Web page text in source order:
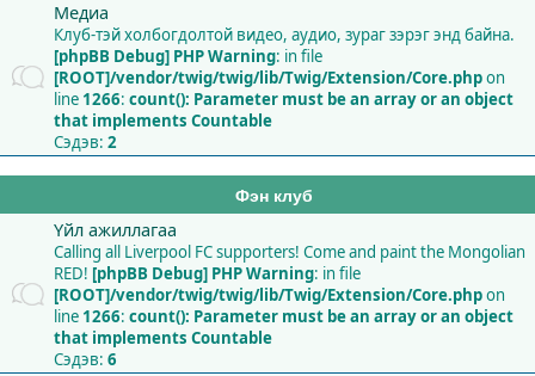
Медиа
Клуб-тэй холбогдолтой видео, аудио, зураг зэрэг энд байна.
[phpBB Debug] PHP Warning: in file
[ROOT]/vendor/twig/twig/lib/Twig/Extension/Core.phpon
line 1266: count(): Parameter must be an array or an object
that implements Countable
Сэдэв: 2
Фэн клуб
Үйл ажиллагаа
Calling all Liverpool FC supporters! Come and paint the Mongolian
RED! [phpBB Debug] PHP Warning: in file
[ROOT]/vendor/twig/twig/lib/Twig/Extension/Core.phpon
line 1266: count(): Parameter must be an array or an object
that implements Countable
Сэдэв: 6